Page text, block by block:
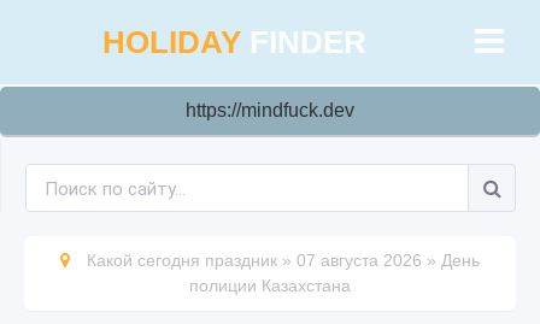
HOLIDAY FINDER
https://mindfuck.dev
Какой сегодня праздник » 07 августа 2026 » День
полиции Казахстана